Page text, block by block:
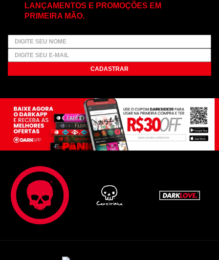
LANÇAMENTOS E PROMOÇÕES EM
PRIMEIRA MÃO.
CADASTRAR